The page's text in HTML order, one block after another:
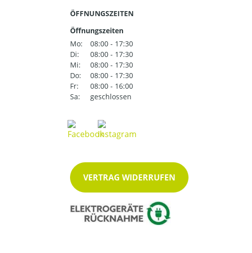
ÖFFNUNGSZEITEN
Öffnungszeiten
Mo:
08:00 - 17:30
Di:
08:00 - 17:30
Mi:
08:00 - 17:30
Do:
08:00 - 17:30
Fr:
08:00 - 16:00
Sa:
geschlossen
VERTRAG WIDERRUFEN